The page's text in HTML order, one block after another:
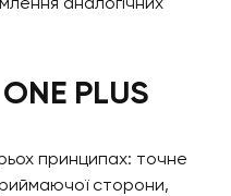
аналогічних
PLUS
принципах: точне
сторони,